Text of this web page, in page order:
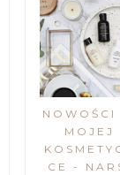
NOWOŚCI
MOJEJ
CE -